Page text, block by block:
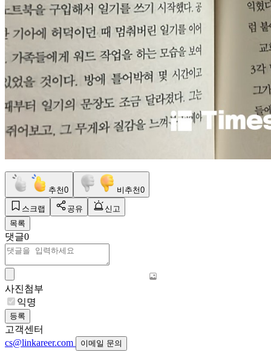
추천0 비추천0
스크랩 공유
신고
목록
댓글0
사진첨부
익명
등록
고객센터
cs@linkareer.com
이메일 문의